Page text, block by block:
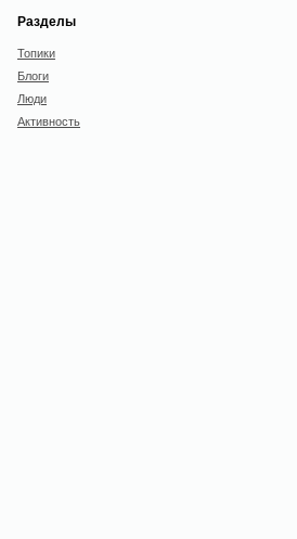
Разделы
Топики
Блоги
Люди
Активность